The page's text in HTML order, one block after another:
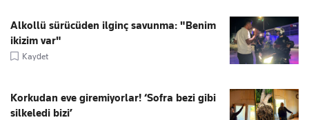
Alkollü sürücüden ilginç savunma: "Benim
ikizim var"
Kaydet
Korkudan eve giremiyorlar! ‘Sofra bezi gibi
silkeledi bizi’